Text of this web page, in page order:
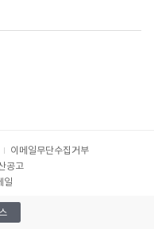
이메일무단수집거부
공고
일